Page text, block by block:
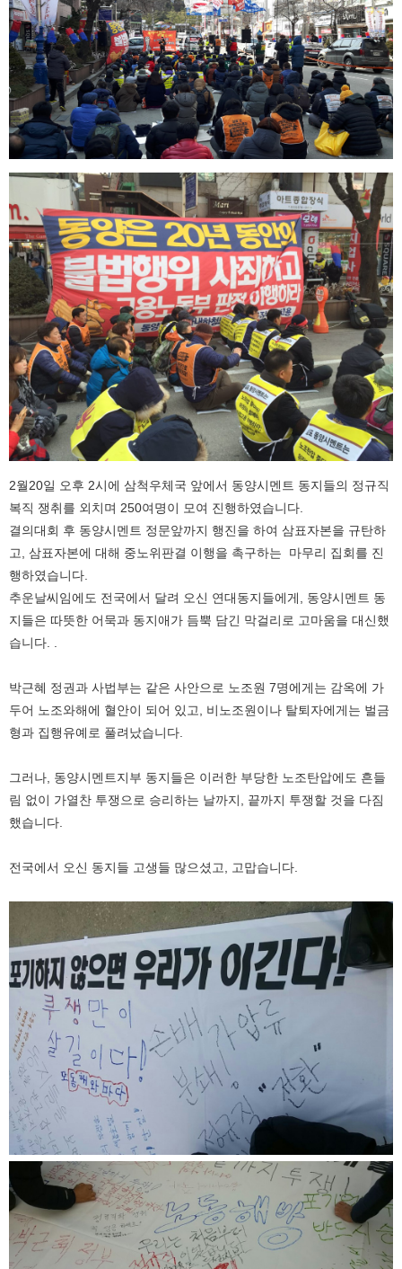
2월20일 오후 2시에 삼척우체국 앞에서 동양시멘트 동지들의 정규직
복직 쟁취를 외치며 250여명이 모여 진행하였습니다.
결의대회 후 동양시멘트 정문앞까지 행진을 하여 삼표자본을 규탄하
고, 삼표자본에 대해 중노위판결 이행을 촉구하는 마무리 집회를 진
행하였습니다.
추운날씨임에도 전국에서 달려 오신 연대동지들에게, 동양시멘트 동
지들은 따뜻한 어묵과 동지애가 듬뿍 담긴 막걸리로 고마움을 대신했
습니다. .
박근혜 정권과 사법부는 같은 사안으로 노조원 7명에게는 감옥에 가
두어 노조와해에 혈안이 되어 있고, 비노조원이나 탈퇴자에게는 벌금
형과 집행유예로 풀려났습니다.
그러나, 동양시멘트지부 동지들은 이러한 부당한 노조탄압에도 흔들
림 없이 가열찬 투쟁으로 승리하는 날까지, 끝까지 투쟁할 것을 다짐
했습니다.
전국에서 오신 동지들 고생들 많으셨고, 고맙습니다.